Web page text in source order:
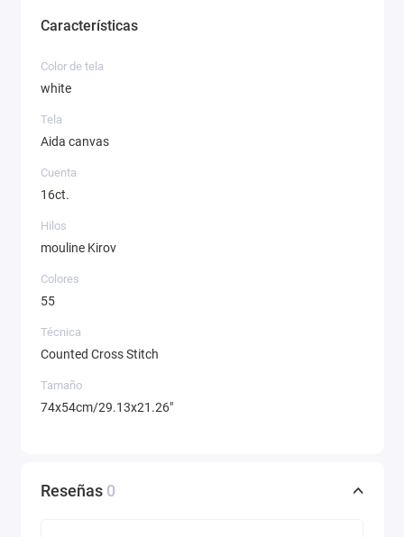
Características
Color de tela
white
Tela
Aida canvas
Cuenta
16ct.
Hilos
mouline Kirov
Colores
55
Técnica
Counted Cross Stitch
Tamaño
74x54cm/29.13x21.26"
Reseñas 0